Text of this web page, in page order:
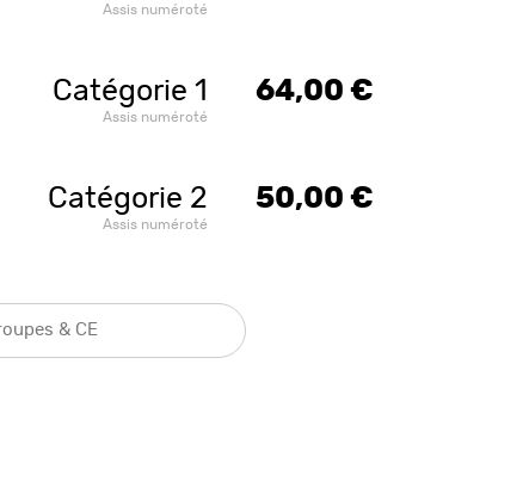
Assis numéroté
Catégorie 1
Assis numéroté
64,00 €
Catégorie 2
Assis numéroté
50,00 €
& CE